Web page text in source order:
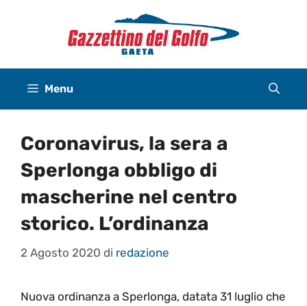
Menu
Coronavirus, la sera a
Sperlonga obbligo di
mascherine nel centro
storico. L’ordinanza
2 Agosto 2020 di redazione
Nuova ordinanza a Sperlonga, datata 31 luglio che